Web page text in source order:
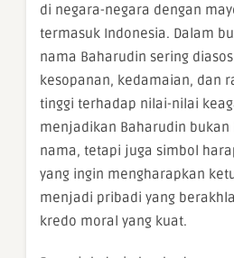
di negara-negara dengan
termasuk Indonesia. Dalam
nama Baharudin sering
kesopanan, kedamaian, dan
tinggi terhadap nilai-nilai
menjadikan Baharudin bukan
nama, tetapi juga simbol
yang ingin mengharapkan
menjadi pribadi yang
kredo moral yang kuat.